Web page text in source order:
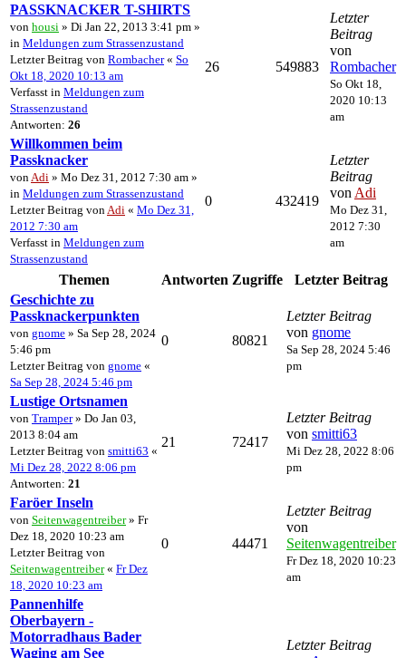
PASSKNACKER T-SHIRTS
von housi » Di Jan 22, 2013 3:41 pm »
in Meldungen zum Strassenzustand
Letzter Beitrag von Rombacher« So
Okt 18, 2020 10:13 am
Verfasst in Meldungen zum
Strassenzustand
Antworten: 26
26 549883
Letzter
Beitrag
von
Rombacher
So Okt 18,
2020 10:13
am
Willkommen beim
Passknacker
von Adi » Mo Dez 31, 2012 7:30 am »
in Meldungen zum Strassenzustand
Letzter Beitrag von Adi « Mo Dez 31,
2012 7:30 am
Verfasst in Meldungen zum
Strassenzustand
0 432419
Letzter
Beitrag
von Adi
Mo Dez 31,
2012 7:30
am
Themen Antworten Zugriffe
Letzter Beitrag
Geschichte zu
Passknackerpunkten
von gnome » Sa Sep 28, 2024
5:46 pm
Letzter Beitrag von gnome «
Sa Sep 28, 2024 5:46 pm
0 80821
Letzter Beitrag
von gnome
Sa Sep 28, 2024 5:46
pm
Lustige Ortsnamen
von Tramper» Do Jan 03,
2013 8:04 am
Letzter Beitrag von smitti63 «
Mi Dez 28, 2022 8:06 pm
Antworten: 21
21 72417
Letzter Beitrag
von smitti63
Mi Dez 28, 2022 8:06
pm
Faröer Inseln
von Seitenwagentreiber» Fr
Dez 18, 2020 10:23 am
Letzter Beitrag von
Seitenwagentreiber« Fr Dez
18, 2020 10:23 am
0 44471
Letzter Beitrag
von
Seitenwagentreiber
Fr Dez 18, 2020 10:23
am
Pannenhilfe
Oberbayern -
Motorradhaus Bader
Waging am See
Letzter Beitrag